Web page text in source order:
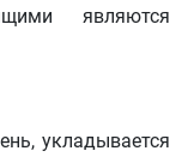
являются
укладывается